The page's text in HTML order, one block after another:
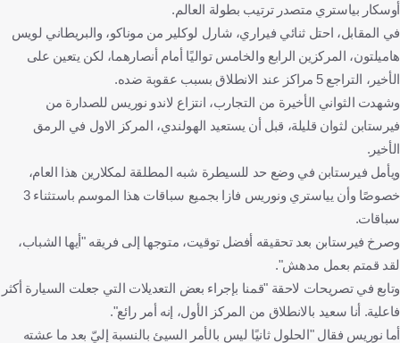
أوسكار بياستري متصدر ترتيب بطولة العالم.
في المقابل، احتل ثنائي فيراري، شارل لوكلير من موناكو، والبريطاني لويس
هاميلتون، المركزين الرابع والخامس تواليًا أمام أنصارهما، لكن يتعين على
الأخير، التراجع 5 مراكز عند الانطلاق بسبب عقوبة ضده.
وشهدت الثواني الأخيرة من التجارب، انتزاع لاندو نوريس للصدارة من
فيرستابن لثوان قليلة، قبل أن يستعيد الهولندي، المركز الاول في الرمق
الأخير.
ويأمل فيرستابن في وضع حد للسيطرة شبه المطلقة لمكلارين هذا العام،
خصوصًا وأن يياستري ونوريس فازا بجميع سباقات هذا الموسم باستثناء 3
سباقات.
وصرخ فيرستابن بعد تحقيقه أفضل توقيت، متوجها إلى فريقه "أيها الشباب،
لقد قمتم بعمل مدهش".
وتابع في تصريحات لاحقة "قمنا بإجراء بعض التعديلات التي جعلت السيارة أكثر
فاعلية. أنا سعيد بالانطلاق من المركز الأول، إنه أمر رائع".
أما نوريس فقال "الحلول ثانيًا ليس بالأمر السيئ بالنسبة إليّ بعد ما عشته